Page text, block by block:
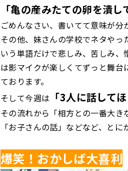
「亀の産みたての卵を潰し
ごめんなさい、書いてて意味が分
その他、妹さんの学校でネタやっ
いう単語だけで悲しみ、苦しみ
は影マイクが楽しくてずっと舞
ております。
そして今週は 「3人に話して
その流れから「相方との一番大き
「お子さんの話」などなど、とに
爆笑！おかしば大喜利